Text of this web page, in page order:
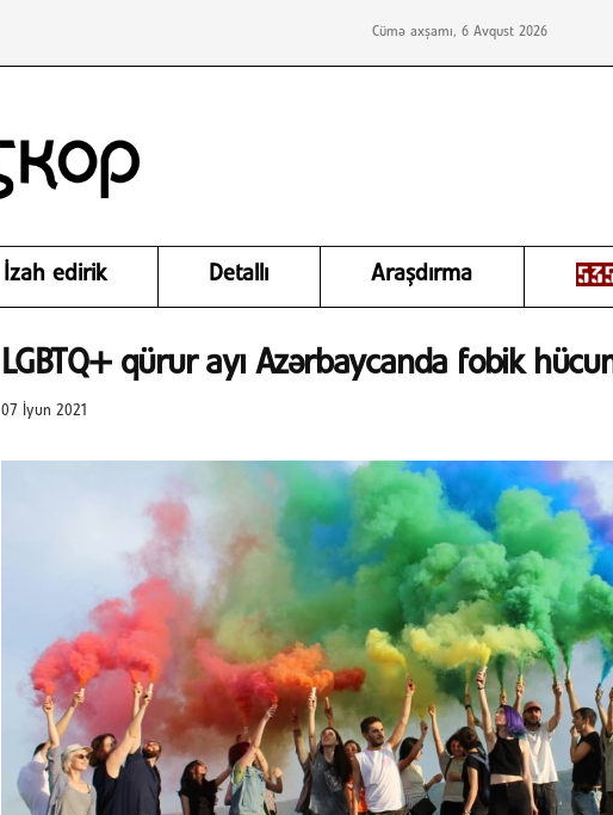
Cümə axşamı, 6 Avqust 2026
İzah edirik Detallı Araşdırma
LGBTQ+ qürur ayı Azərbaycanda fobik
07 İyun 2021